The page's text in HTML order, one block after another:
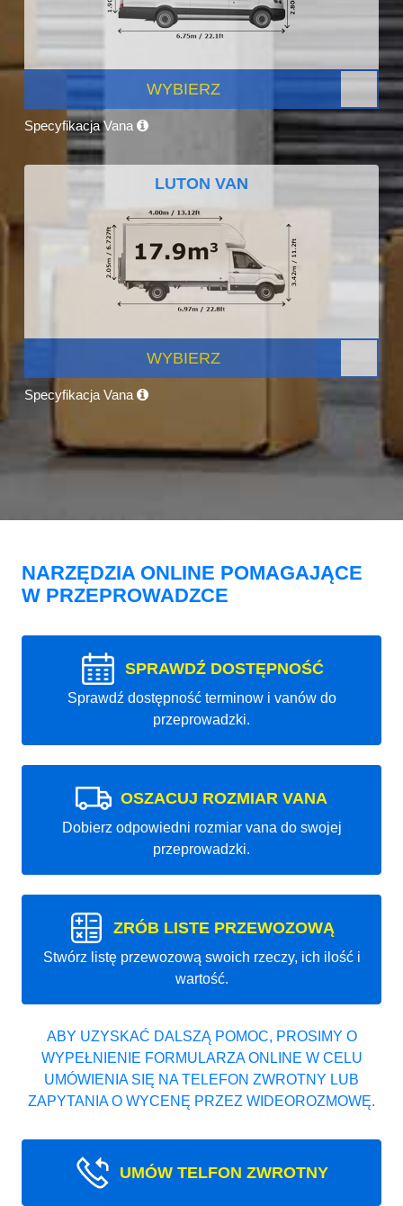
WYBIERZ
Specyfikacja Vana
LUTON VAN
WYBIERZ
Specyfikacja Vana
NARZĘDZIA ONLINE POMAGAJĄCE
W PRZEPROWADZCE
SPRAWDŹ DOSTĘPNOŚĆ
Sprawdź dostępność terminow i vanów do
przeprowadzki.
OSZACUJ ROZMIAR VANA
Dobierz odpowiedni rozmiar vana do swojej
przeprowadzki.
ZRÓB LISTE PRZEWOZOWĄ
Stwórz listę przewozową swoich rzeczy, ich ilość i
wartość.
ABY UZYSKAĆ DALSZĄ POMOC, PROSIMY O
WYPEŁNIENIE FORMULARZA ONLINE W CELU
UMÓWIENIA SIĘ NA TELEFON ZWROTNY LUB
ZAPYTANIA O WYCENĘ PRZEZ WIDEOROZMOWĘ.
UMÓW TELFON ZWROTNY